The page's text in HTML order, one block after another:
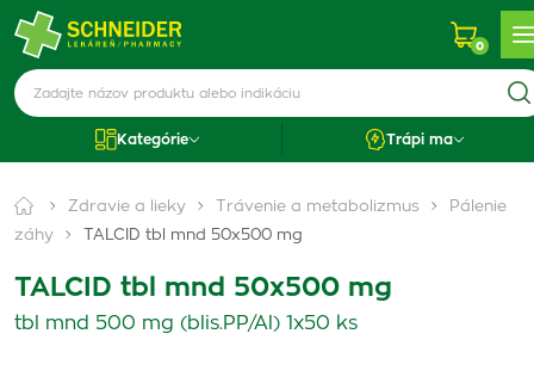
0
Kategórie Trápi ma
Zdravie a lieky Trávenie a metabolizmus
Pálenie
záhy
TALCID tbl mnd 50x500 mg
TALCID tbl mnd 50x500 mg
tbl mnd 500 mg (blis.PP/Al) 1x50 ks